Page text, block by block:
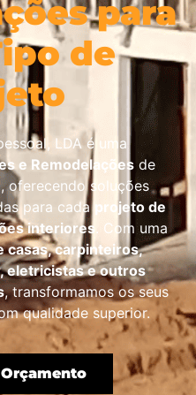
para
de
LDA é uma
e Remodelações de
oferecendo soluções
para cadaprojeto de
interiores. Com uma
casas, carpinteiros,
eletricistas e outros
, transformamos os seus
qualidade superior.